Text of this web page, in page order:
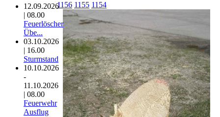
1156 1155 1154
12.09.2026
| 08.00
Feuerlöscher
Übe...
03.10.2026
| 16.00
Sturmstand
10.10.2026
-
11.10.2026
| 08.00
Feuerwehr
Ausflug